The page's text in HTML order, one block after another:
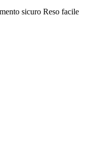
sicuro Reso facile